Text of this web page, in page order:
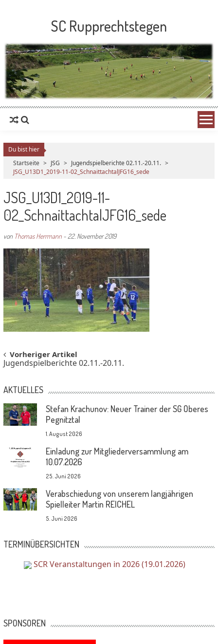
SC Rupprechtstegen
Du bist hier
Startseite > JSG > Jugendspielberichte 02.11.-20.11. >
JSG_U13D1_2019-11-02_SchnaittachtalJFG16_sede
JSG_U13D1_2019-11-
02_SchnaittachtalJFG16_sede
von Thomas Herrmann- 22. November 2019
Post
navigation
Vorheriger Artikel
Jugendspielberichte 02.11.-20.11.
AKTUELLES
Stefan Krachunov: Neuer Trainer der SG Oberes
Pegnitztal
1. August 2026
Einladung zur Mitgliederversammlung am
10.07.2026
25. Juni 2026
Verabschiedung von unserem langjährigen
Spielleiter Martin REICHEL
5. Juni 2026
TERMINÜBERSICHTEN
SCR Veranstaltungen in 2026 (19.01.2026)
SPONSOREN